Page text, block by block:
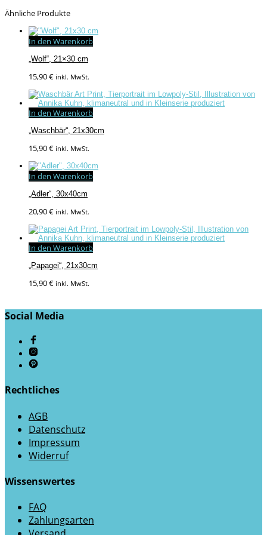
Ähnliche Produkte
In den Warenkorb
„Wolf“, 21×30 cm
15,90€ inkl. MwSt.
In den Warenkorb
„Waschbär“, 21x30cm
15,90€ inkl. MwSt.
In den Warenkorb
„Adler“, 30x40cm
20,90€ inkl. MwSt.
In den Warenkorb
„Papagei“, 21x30cm
15,90€ inkl. MwSt.
Social Media
Rechtliches
AGB
Datenschutz
Impressum
Widerruf
Wissenswertes
FAQ
Zahlungsarten